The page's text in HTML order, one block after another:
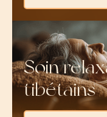
Soin
tibétains